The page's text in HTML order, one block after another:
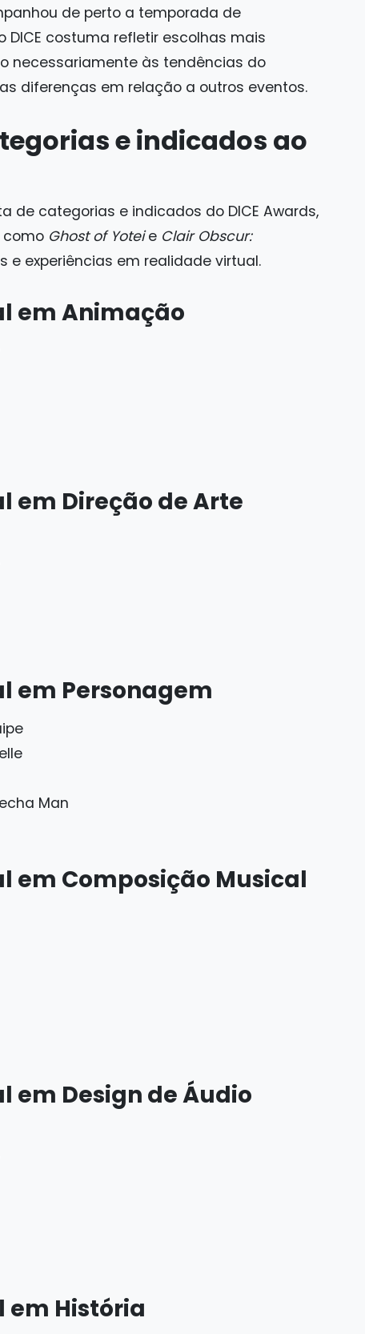
de perto a temporada de
DICE costuma refletir escolhas mais
necessariamente às tendências do
diferenças em relação a outros eventos.
e indicados ao
de categorias e indicados do DICE Awards,
como Ghost of Yoteie Clair Obscur:
experiências em realidade virtual.
em Animação
em Direção de Arte
em Personagem
Man
em Composição Musical
em Design de Áudio
em História